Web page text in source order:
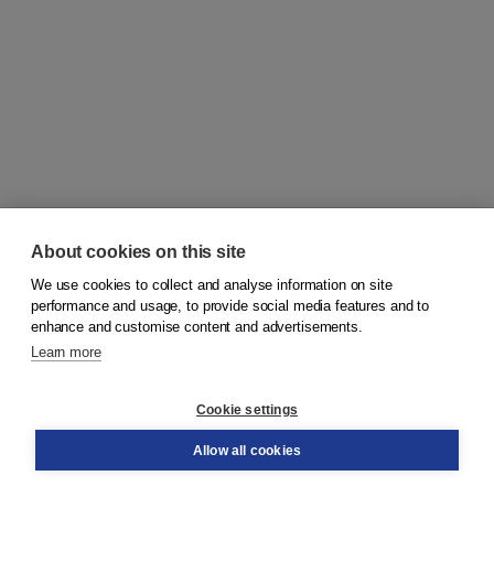
© 2026Koninklijke Boom uitgevers
Order
About cookies on this site
We use cookies to collect and analyse information on site
performance and usage, to provide social media features and to
enhance and customise content and advertisements.
Learn more
Cookie settings
Allow all cookies